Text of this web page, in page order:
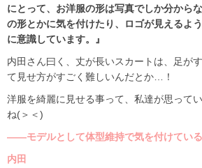
にとって、お洋服の形は写真でしか分から
の形とかに気を付けたり、ロゴが見えるよ
に意識しています。』
内田さん曰く、丈が長いスカートは、足が
て見せ方がすごく難しいんだとか…！
洋服を綺麗に見せる事って、私達が思って
ね(＞＜)
――モデルとして体型維持で気を付けてい
内田